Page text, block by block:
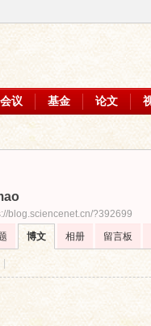
会议 基金 论文
blog.sciencenet.cn/?392699
博文 相册 留言板